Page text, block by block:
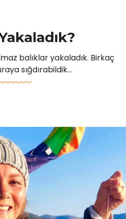
balıklar yakaladık. Birkaç
sığdırabildik...